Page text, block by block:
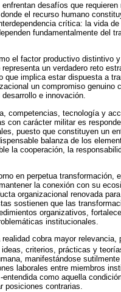
desafíos que
el recurso humano
crítica: la vida
fundamentalmente del
el factor productivo distintivo
un verdadero reto
implica estar dispuesta a
un compromiso genuino
e innovación.
competencias, tecnología y
con carácter militar es
puesto que constituyen un
balanza de los
la cooperación, la
en perpetua transformación,
la conexión con su
organizacional renovada
sostienen que las
organizativos,
institucionales.
cobra mayor relevancia,
criterios, prácticas y
manifestándose
laborales entre miembros
como aquella
posiciones contrarias.